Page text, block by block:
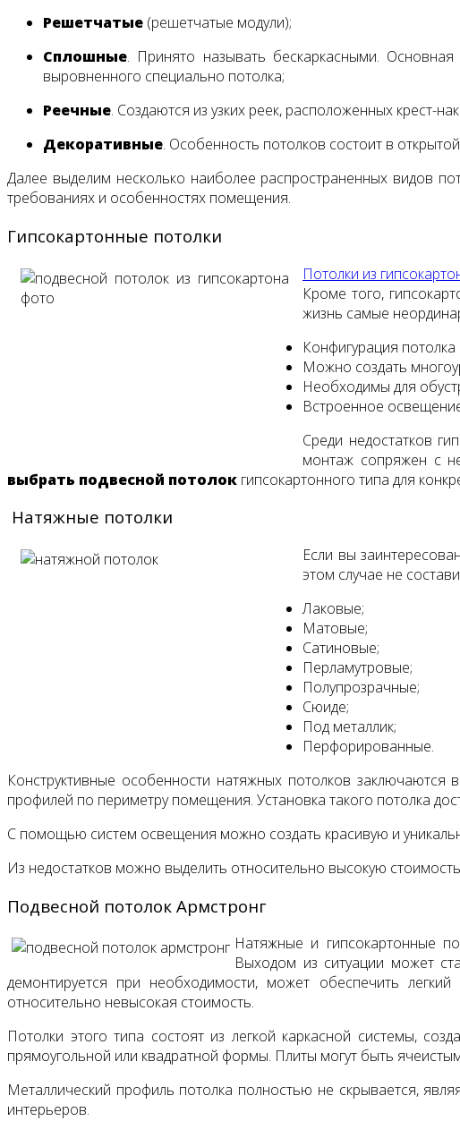
Решетчатые (решетчатые модули);
Сплошные. Принято называть бескаркасными.
выровненного специально потолка;
Реечные. Создаются из узких реек, расположенных крест-
Декоративные. Особенность потолков состоит в
Далее выделим несколько наиболее распространенных видов
требованиях и особенностях помещения.
Гипсокартонные потолки
Потолки из
Кроме того,
жизнь самые
Конфигурация
Можно создать
Необходимы для
Встроенное
Среди недостатков
монтаж сопряжен с
выбрать подвесной потолок гипсокартонного типа для
Натяжные потолки
Если вы
этом случае не
Лаковые;
Матовые;
Сатиновые;
Перламутровые;
Полупрозрачные;
Сюиде;
Под металлик;
Перфорированные.
Конструктивные особенности натяжных потолков
профилей по периметру помещения. Установка такого потолка
С помощью систем освещения можно создать красивую и
Из недостатков можно выделить относительно высокую
Подвесной потолок Армстронг
Натяжные и гипсокартонные
Выходом из ситуации может
демонтируется при необходимости, может обеспечить
относительно невысокая стоимость.
Потолки этого типа состоят из легкой каркасной системы,
прямоугольной или квадратной формы. Плиты могут быть
Металлический профиль потолка полностью не скрывается,
интерьеров.